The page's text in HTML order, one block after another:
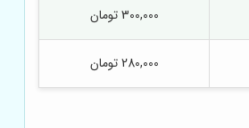
300,000 تومان
280,000 تومان